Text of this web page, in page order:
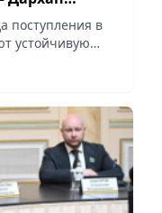
поступления в
устойчивую
Vecher.kz.